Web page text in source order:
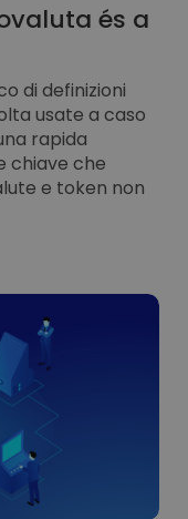
és a
di definizioni
usate a caso
rapida
chiave che
e token non